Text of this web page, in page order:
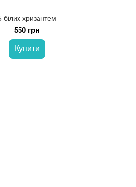
білих хризантем
550 грн
Купити